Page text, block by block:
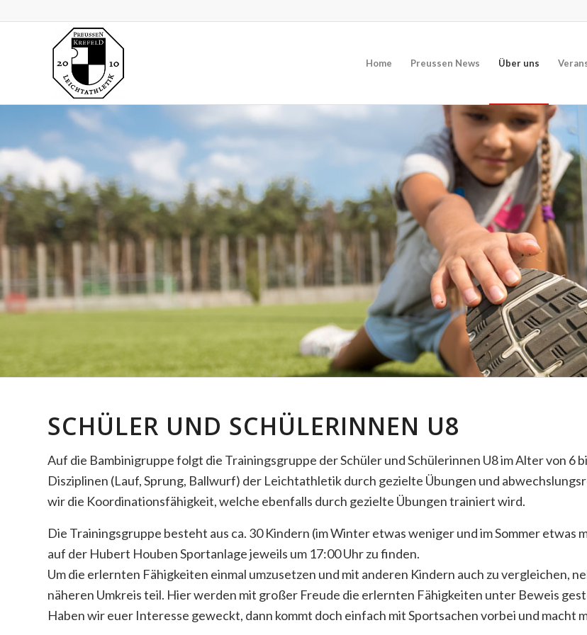
Home Preussen News Über uns
SCHÜLER UND SCHÜLERINNEN U8
Auf die Bambinigruppe folgt die Trainingsgruppe der Schüler und Schülerinnen U8 im Alter von 6
Disziplinen (Lauf, Sprung, Ballwurf) der Leichtathletik durch gezielte Übungen und
wir die Koordinationsfähigkeit, welche ebenfalls durch gezielte Übungen trainiert wird.
Die Trainingsgruppe besteht aus ca. 30 Kindern (im Winter etwas weniger und im Sommer etwas
auf der Hubert Houben Sportanlage jeweils um 17:00 Uhr zu finden.
Um die erlernten Fähigkeiten einmal umzusetzen und mit anderen Kindern auch zu vergleichen,
näheren Umkreis teil. Hier werden mit großer Freude die erlernten Fähigkeiten unter Beweis
Haben wir euer Interesse geweckt, dann kommt doch einfach mit Sportsachen vorbei und macht